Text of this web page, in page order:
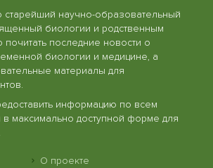
старейший научно-образовательный
биологии и родственным
последние новости о
биологии и медицине, а
материалы для
информацию по всем
максимально доступной форме для
О проекте